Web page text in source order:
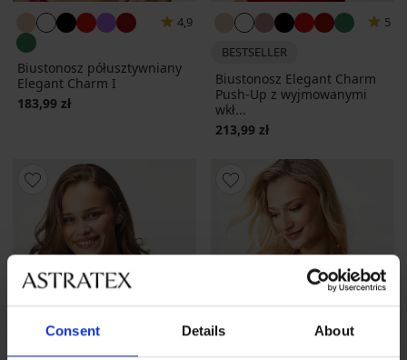
Consent Details About
4,9
Biustonosz półusztywniany
Elegant Charm I
183,99 zł
5
BESTSELLER
Biustonosz Elegant Charm
Push-Up z wyjmowanymi
wkł...
213,99 zł